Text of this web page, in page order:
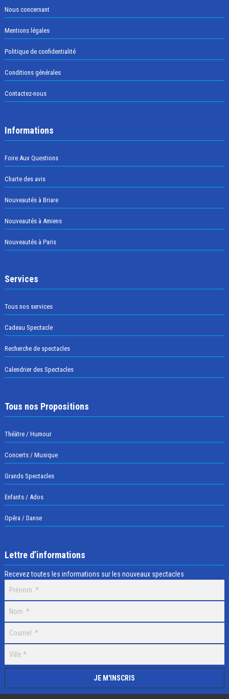
Nous concernant
Mentions légales
Politique de confidentialité
Conditions générales
Contactez-nous
Informations
Foire Aux Questions
Charte des avis
Nouveautés à Briare
Nouveautés à Amiens
Nouveautés à Paris
Services
Tous nos services
Cadeau Spectacle
Recherche de spectacles
Calendrier des Spectacles
Tous nos Propositions
Théâtre / Humour
Concerts / Musique
Grands Spectacles
Enfants / Ados
Opéra / Danse
Lettre d’informations
Recevez toutes les informations sur les nouveaux spectacles